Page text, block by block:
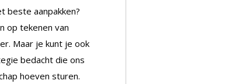
beste aanpakken?
op tekenen van
Maar je kunt je ook
bedacht die ons
hoeven sturen.